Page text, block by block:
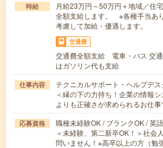
時給
月給23万円～50万円＋地域／住
全額支給します。 ※各種手当あ
考慮して加給・優遇します。
交通費
交通費全額支給 電車・バス 交
はガソリン代も支給
仕事内容
テクニカルサポート・ヘルプデス
＜縁の下の力持ち！企業の情報
よりも正確さが求められるお仕
応募資格
職種未経験OK / ブランクOK / 英
＜未経験、第二新卒OK！＞社会
問いません！※高卒以上の方（